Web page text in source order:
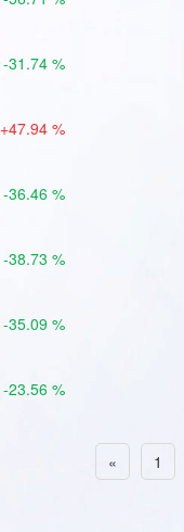
-31.74 %
+47.94 %
-36.46 %
-38.73 %
-35.09 %
-23.56 %
« 1